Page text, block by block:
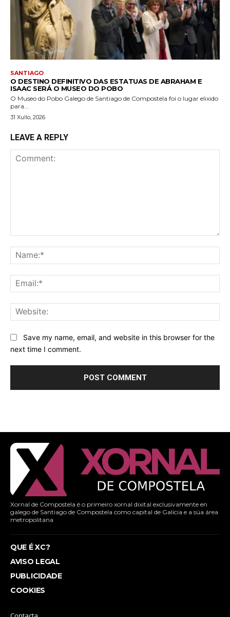
SANTIAGO
O DESTINO DEFINITIVO DAS ESTATUAS DE ABRAHAM E
ISAAC SERÁ O MUSEO DO POBO
O Museo do Pobo Galego de Santiago de Compostela foi o lugar elixido
para...
31 Xullo, 2026
LEAVE A REPLY
Save my name, email, and website in this browser for the
next time I comment.
Xornal de Compostela é o primeiro xornal dixital exclusivamente en
galego de Santiago de Compostela como capital de Galicia e a súa área
metropolitana
QUE É XC?
AVISO LEGAL
PUBLICIDADE
COOKIES